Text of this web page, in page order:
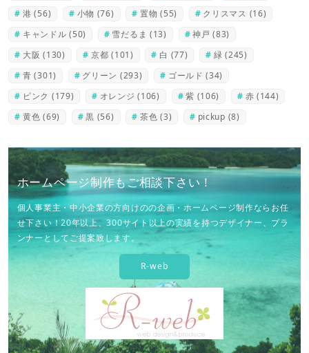
港 (56) 小物 (76) 置物 (55) クリスマス (16)
キャンドル (50) 雪だるま (13) 神戸 (83)
大阪 (130) 京都 (101) 白 (77) 緑 (245)
青 (301) グリーン (293) ゴールド (34)
ピンク (179) オレンジ (106) 紫 (106) 赤 (144)
黄色 (69) 黒 (56) 茶色 (3) pickup (8)
ホームページ制作もご相談下さい！
個人事業主・中小企業の方向けのの企画・ホームページ制作ならお任
せ下さい！20年以上、300サイト以上の実績を持つデザイナー、プラ
ンナーとしてご提案致します。
R-web